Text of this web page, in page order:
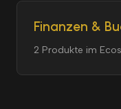
Finanzen &
2 Produkte im